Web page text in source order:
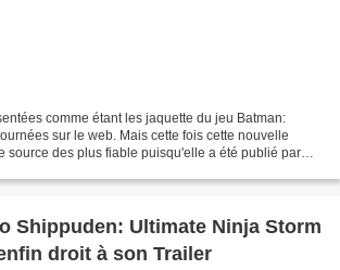
comme étant les jaquette du jeu Batman:
sur le web. Mais cette fois cette nouvelle
source des plus fiable puisqu'elle a été publié par
Shippuden: Ultimate Ninja Storm
droit à son Trailer